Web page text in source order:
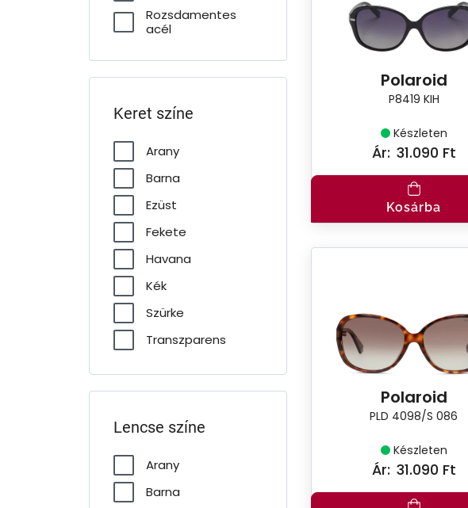
Rozsdamentes
acél
Keret színe
Arany
Barna
Ezüst
Fekete
Havana
Kék
Szürke
Transzparens
Lencse színe
Arany
Barna
Polaroid
P8419 KIH
Készleten
Ár: 31.090 Ft
Kosárba
Polaroid
PLD 4098/S 086
Készleten
Ár: 31.090 Ft